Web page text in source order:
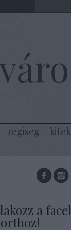
régiség
a